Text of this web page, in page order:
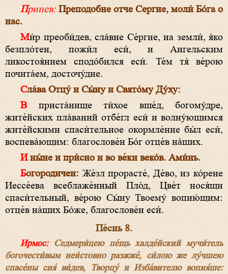
Припев: Преподобне отче Сергие, моли́ Бо́га о
нас.
Ми́р преоби́дев, сла́вне Се́ргие, на земли́, я́ко
безпло́тен, пожи́л еси́, и Ангельским
ликостоя́нием сподо́бился еси́. Те́м тя́ ве́рою
почита́ем, досточу́дне.
Сла́ва Отцу́ и Сы́ну и Свято́му Ду́ху:
В приста́нище ти́хое вше́д, богому́дре,
жите́йских пла́ваний отбе́гл еси́ и волну́ющимся
жите́йскими спаси́тельное окормле́ние бы́л еси́,
воспева́ющим: благослове́н Бо́г отце́в на́ших.
И ны́не и при́сно и во ве́ки веко́в. Ами́нь.
Богородичен:Же́зл прорасте́, Де́во, из ко́рене
Иессе́ева всеблаже́нный Пло́д, Цве́т нося́щи
спаси́тельный, ве́рою Сы́ну Твоему́ вопию́щим:
отце́в на́ших Бо́же, благослове́н еси́.
Пе́снь 8.
Ирмос:Седмери́цею пе́щь халде́йский мучи́тель
богочести́вым неи́стовно разжже́, си́лою же лу́чшею
спасе́ны сия́ ви́дев, Творцу́ и Изба́вителю вопия́ше: